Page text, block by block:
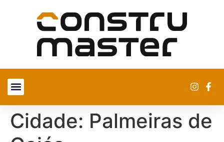
Cidade: Palmeiras de